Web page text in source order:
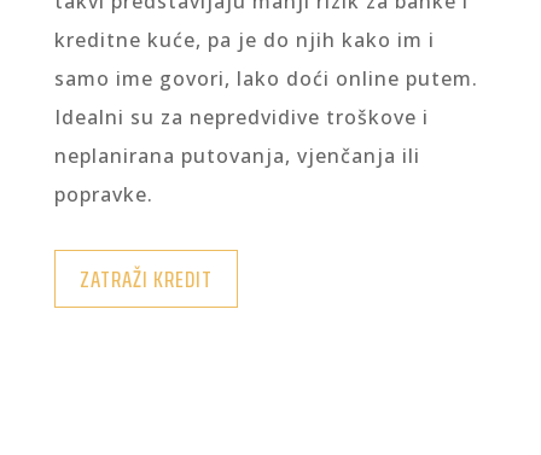
kreditne kuće, pa je do njih kako im i
samo ime govori, lako doći online putem.
Idealni su za nepredvidive troškove i
neplanirana putovanja, vjenčanja ili
popravke.
ZATRAŽI KREDIT